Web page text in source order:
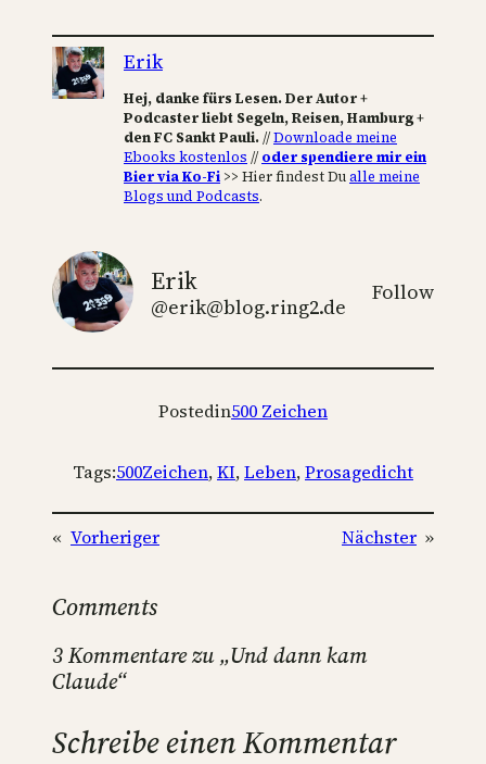
Erik
Hej, danke fürs Lesen. Der Autor +
Podcaster liebt Segeln, Reisen, Hamburg +
den FC Sankt Pauli.//Downloade meine
Ebooks kostenlos //oder spendiere mir ein
Bier via Ko-Fi >> Hier findest Dualle meine
Blogs und Podcasts.
Erik
@erik@blog.ring2.de
Follow
Postedin500 Zeichen
Tags:500Zeichen, KI, Leben, Prosagedicht
« Vorheriger Nächster »
Comments
3 Kommentare zu „Und dann kam
Claude“
Schreibe einen Kommentar